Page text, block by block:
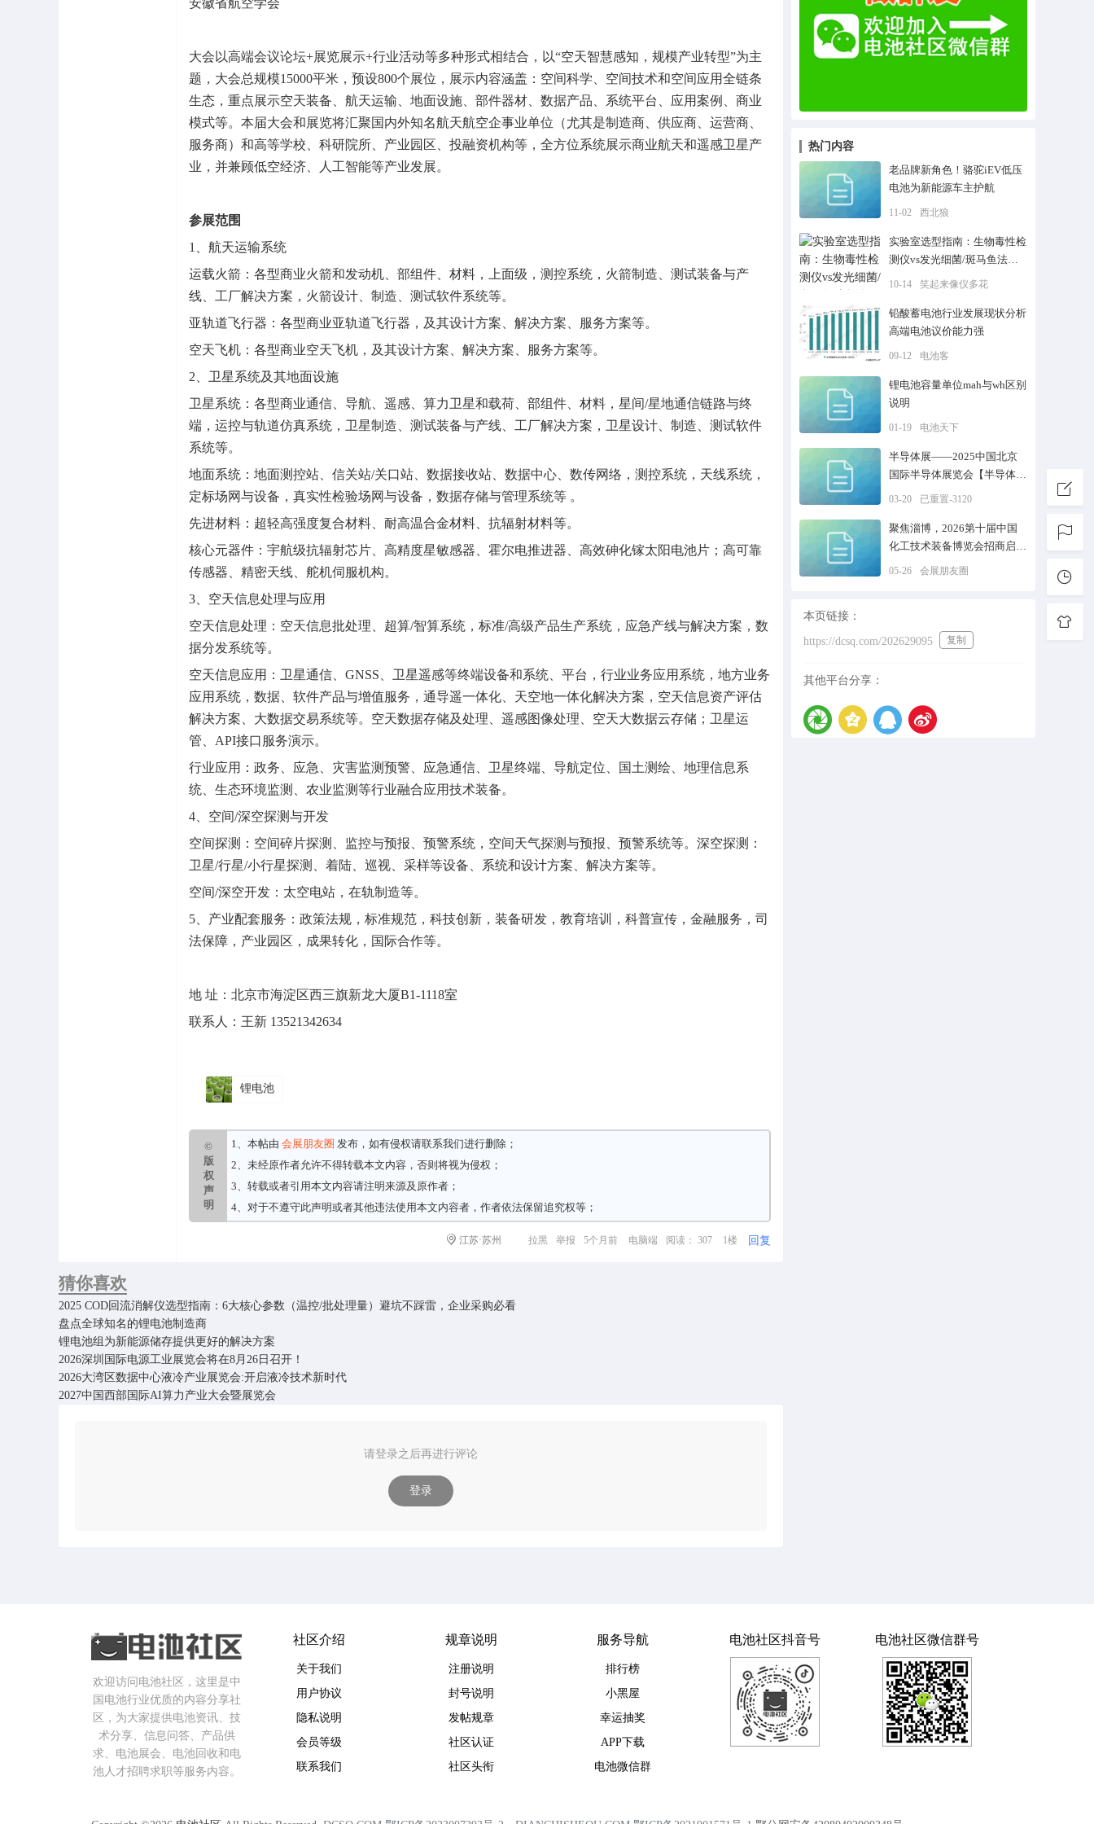
安徽省航空学会
大会以高端会议论坛+展览展示+行业活动等多种形式相结合，以“空天智慧感知，规模产业转型”为主
题，大会总规模15000平米，预设800个展位，展示内容涵盖：空间科学、空间技术和空间应用全链条
生态，重点展示空天装备、航天运输、地面设施、部件器材、数据产品、系统平台、应用案例、商业
模式等。本届大会和展览将汇聚国内外知名航天航空企事业单位（尤其是制造商、供应商、运营商、
服务商）和高等学校、科研院所、产业园区、投融资机构等，全方位系统展示商业航天和遥感卫星产
业，并兼顾低空经济、人工智能等产业发展。
参展范围
1、航天运输系统
运载火箭：各型商业火箭和发动机、部组件、材料，上面级，测控系统，火箭制造、测试装备与产
线、工厂解决方案，火箭设计、制造、测试软件系统等。
亚轨道飞行器：各型商业亚轨道飞行器，及其设计方案、解决方案、服务方案等。
空天飞机：各型商业空天飞机，及其设计方案、解决方案、服务方案等。
2、卫星系统及其地面设施
卫星系统：各型商业通信、导航、遥感、算力卫星和载荷、部组件、材料，星间/星地通信链路与终
端，运控与轨道仿真系统，卫星制造、测试装备与产线、工厂解决方案，卫星设计、制造、测试软件
系统等。
地面系统：地面测控站、信关站/关口站、数据接收站、数据中心、数传网络，测控系统，天线系统，
定标场网与设备，真实性检验场网与设备，数据存储与管理系统等 。
先进材料：超轻高强度复合材料、耐高温合金材料、抗辐射材料等。
核心元器件：宇航级抗辐射芯片、高精度星敏感器、霍尔电推进器、高效砷化镓太阳电池片；高可靠
传感器、精密天线、舵机伺服机构。
3、空天信息处理与应用
空天信息处理：空天信息批处理、超算/智算系统，标准/高级产品生产系统，应急产线与解决方案，数
据分发系统等。
空天信息应用：卫星通信、GNSS、卫星遥感等终端设备和系统、平台，行业业务应用系统，地方业务
应用系统，数据、软件产品与增值服务，通导遥一体化、天空地一体化解决方案，空天信息资产评估
解决方案、大数据交易系统等。空天数据存储及处理、遥感图像处理、空天大数据云存储；卫星运
管、API接口服务演示。
行业应用：政务、应急、灾害监测预警、应急通信、卫星终端、导航定位、国土测绘、地理信息系
统、生态环境监测、农业监测等行业融合应用技术装备。
4、空间/深空探测与开发
空间探测：空间碎片探测、监控与预报、预警系统，空间天气探测与预报、预警系统等。深空探测：
卫星/行星/小行星探测、着陆、巡视、采样等设备、系统和设计方案、解决方案等。
空间/深空开发：太空电站，在轨制造等。
5、产业配套服务：政策法规，标准规范，科技创新，装备研发，教育培训，科普宣传，金融服务，司
法保障，产业园区，成果转化，国际合作等。
地 址：北京市海淀区西三旗新龙大厦B1-1118室
联系人：王新 13521342634
锂电池
©
版
权
声
明
1、本帖由 会展朋友圈 发布，如有侵权请联系我们进行删除；
2、未经原作者允许不得转载本文内容，否则将视为侵权；
3、转载或者引用本文内容请注明来源及原作者；
4、对于不遵守此声明或者其他违法使用本文内容者，作者依法保留追究权等；
江苏·苏州 拉黑 举报 5个月前 电脑端 阅读： 307 1楼 回复
猜你喜欢
2025 COD回流消解仪选型指南：6大核心参数（温控/批处理量）避坑不踩雷，企业采购必看
盘点全球知名的锂电池制造商
锂电池组为新能源储存提供更好的解决方案
2026深圳国际电源工业展览会将在8月26日召开！
2026大湾区数据中心液冷产业展览会:开启液冷技术新时代
2027中国西部国际AI算力产业大会暨展览会
请登录之后再进行评论
登录
热门内容
老品牌新角色！骆驼iEV低压
电池为新能源车主护航
11-02 西北狼
实验室选型指南：生物毒性检
测仪vs发光细菌/斑马鱼法怎
么选？附成本对比表
10-14 笑起来像仪多花
铅酸蓄电池行业发展现状分析
高端电池议价能力强
09-12 电池客
锂电池容量单位mah与wh区别
说明
01-19 电池天下
半导体展——2025中国北京
国际半导体展览会【半导体材
料展】
03-20 已重置-3120
聚焦淄博，2026第十届中国
化工技术装备博览会招商启
动！
05-26 会展朋友圈
本页链接：
https://dcsq.com/202629095 复制
其他平台分享：
欢迎访问电池社区，这里是中
国电池行业优质的内容分享社
区，为大家提供电池资讯、技
术分享、信息问答、产品供
求、电池展会、电池回收和电
池人才招聘求职等服务内容。
社区介绍
关于我们
用户协议
隐私说明
会员等级
联系我们
规章说明
注册说明
封号说明
发帖规章
社区认证
社区头衔
服务导航
排行榜
小黑屋
幸运抽奖
APP下载
电池微信群
电池社区抖音号 电池社区微信群号